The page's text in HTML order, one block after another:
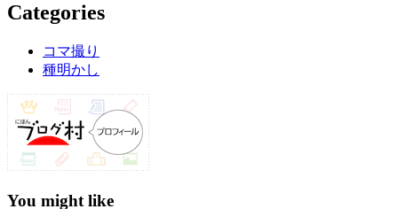
Categories
コマ撮り
種明かし
You might like